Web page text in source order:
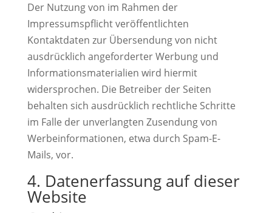
Der Nutzung von im Rahmen der
Impressumspflicht veröffentlichten
Kontaktdaten zur Übersendung von nicht
ausdrücklich angeforderter Werbung und
Informationsmaterialien wird hiermit
widersprochen. Die Betreiber der Seiten
behalten sich ausdrücklich rechtliche Schritte
im Falle der unverlangten Zusendung von
Werbeinformationen, etwa durch Spam-E-
Mails, vor.
4. Datenerfassung auf dieser
Website